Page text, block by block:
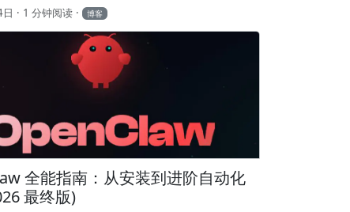
7 valuesContent: |- 8
true 9 10 k8sServiceHost:
#vip地址 11 k8sServicePort: 6443 12 13
14 enabled: true 15 16
17 enabled: true 18 19 devices: 20 -
L2 生效 1kubectl -n kube-system get cm
-o yaml | grep l2 应该出现：
1 分钟阅读 博客
全能指南：从安装到进阶自动化
最终版)